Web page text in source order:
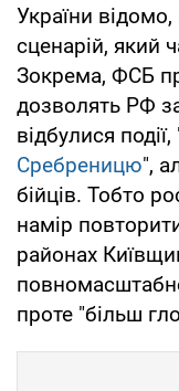
України
сценарій, який
Зокрема, ФСБ
дозволять РФ
відбулися
Сребреницю",
бійців. Тобто
намір
районах
проте "більш